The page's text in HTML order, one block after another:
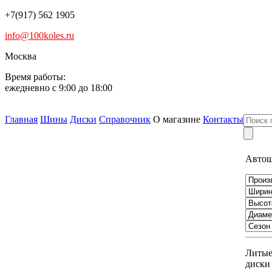
+7(917) 562 1905
info@100koles.ru
Москва
Время работы:
ежедневно с 9:00 до 18:00
Главная Шины Диски Справочник О магазине Контакты
Литые
диски